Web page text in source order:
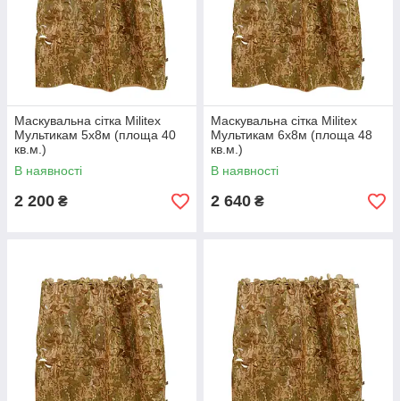
Маскувальна сітка Militex
Мультикам 5х8м (площа 40
кв.м.)
В наявності
2 200 ₴
Маскувальна сітка Militex
Мультикам 6х8м (площа 48
кв.м.)
В наявності
2 640 ₴